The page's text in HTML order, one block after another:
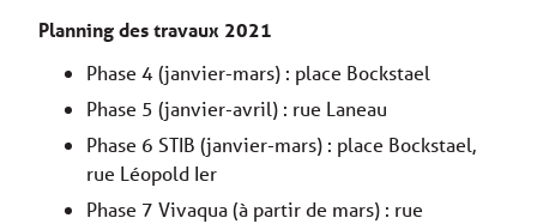
Planning des travaux 2021
Phase 4 (janvier-mars) : place Bockstael
Phase 5 (janvier-avril) : rue Laneau
Phase 6 STIB (janvier-mars) : place Bockstael,
rue Léopold Ier
Phase 7 Vivaqua (à partir de mars) : rue